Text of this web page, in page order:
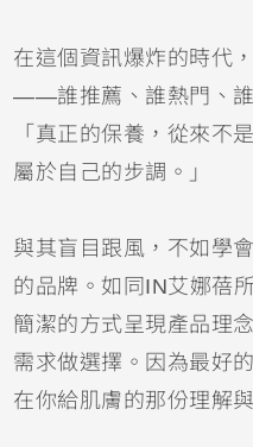
在這個資訊爆炸的時代
——誰推薦、誰熱門、誰
「真正的保養，從來不
屬於自己的步調。」
與其盲目跟風，不如學
的品牌。如同IN艾娜蓓
簡潔的方式呈現產品理
需求做選擇。因為最好
在你給肌膚的那份理解